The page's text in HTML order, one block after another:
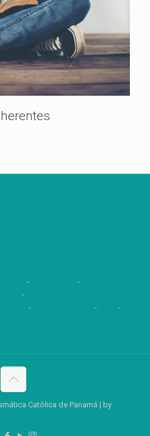
- -
-
- -
-
Católica de Panamá | by